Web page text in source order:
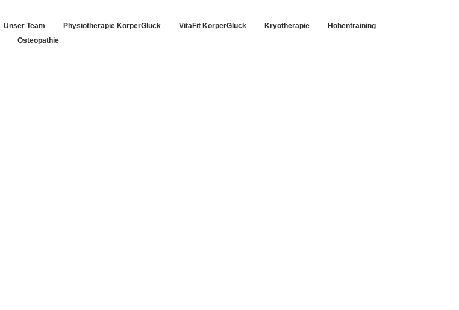
Unser Team Physiotherapie KörperGlück VitaFit KörperGlück Kryotherapie
Höhentraining
Osteopathie